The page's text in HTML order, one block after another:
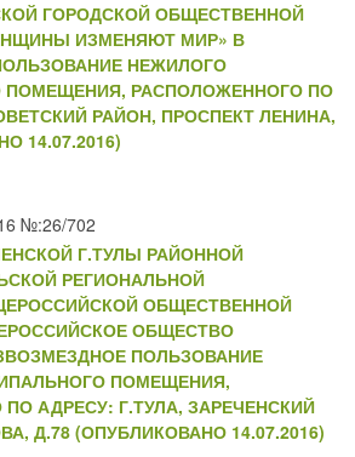
ГОРОДСКОЙ ОБЩЕСТВЕННОЙ
ИЗМЕНЯЮТ МИР» В
НЕЖИЛОГО
ПОМЕЩЕНИЯ, РАСПОЛОЖЕННОГО ПО
РАЙОН, ПРОСПЕКТ ЛЕНИНА,
14.07.2016)
№:26/702
Г.ТУЛЫ РАЙОННОЙ
РЕГИОНАЛЬНОЙ
ОБЩЕСТВЕННОЙ
ОБЩЕСТВО
ПОЛЬЗОВАНИЕ
ПОМЕЩЕНИЯ,
АДРЕСУ: Г.ТУЛА, ЗАРЕЧЕНСКИЙ
Д.78 (ОПУБЛИКОВАНО 14.07.2016)